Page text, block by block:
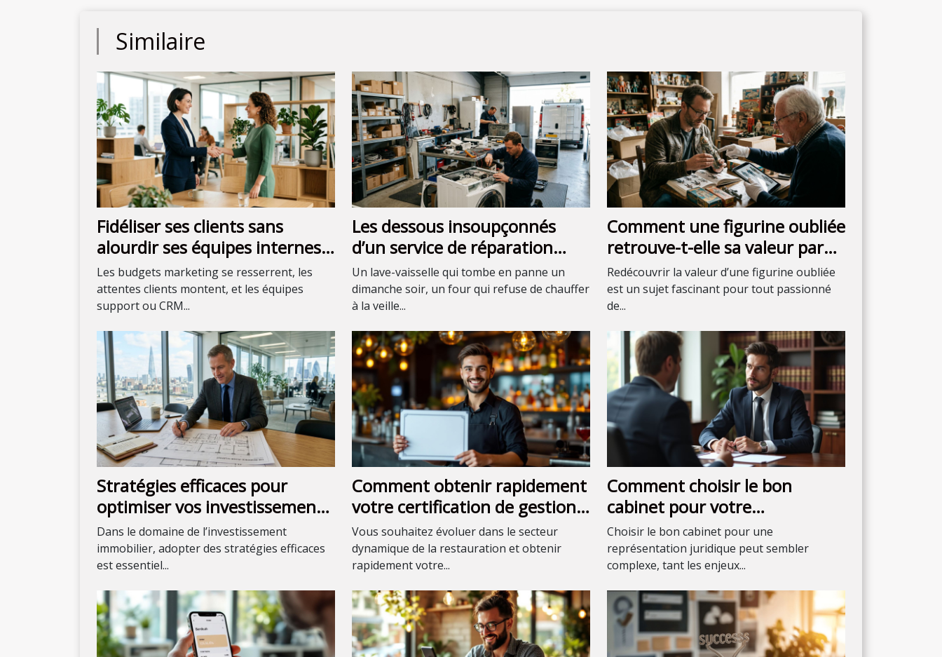
Similaire
Fidéliser ses clients sans
alourdir ses équipes internes :
mission possible ?
Les budgets marketing se resserrent, les
attentes clients montent, et les équipes
support ou CRM...
Les dessous insoupçonnés
d’un service de réparation
réactif
Un lave-vaisselle qui tombe en panne un
dimanche soir, un four qui refuse de chauffer
à la veille...
Comment une figurine oubliée
retrouve-t-elle sa valeur parmi
les collectionneurs ?
Redécouvrir la valeur d’une figurine oubliée
est un sujet fascinant pour tout passionné
de...
Stratégies efficaces pour
optimiser vos investissements
immobiliers
Dans le domaine de l’investissement
immobilier, adopter des stratégies efficaces
est essentiel...
Comment obtenir rapidement
votre certification de gestion
de bar ?
Vous souhaitez évoluer dans le secteur
dynamique de la restauration et obtenir
rapidement votre...
Comment choisir le bon
cabinet pour votre
représentation juridique ?
Choisir le bon cabinet pour une
représentation juridique peut sembler
complexe, tant les enjeux...